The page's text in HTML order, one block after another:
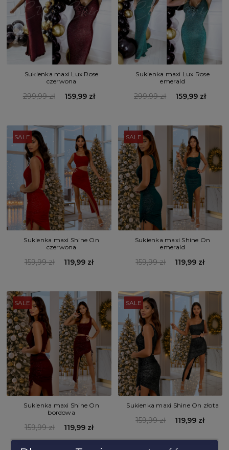
Sukienka maxi Lux Rose
czerwona
299,99 zł 159,99 zł
Sukienka maxi Lux Rose
emerald
299,99 zł 159,99 zł
SALE
Sukienka maxi Shine On
czerwona
159,99 zł 119,99 zł
SALE
Sukienka maxi Shine On
emerald
159,99 zł 119,99 zł
SALE
Sukienka maxi Shine On
bordowa
159,99 zł 119,99 zł
SALE
Sukienka maxi Shine On złota
159,99 zł 119,99 zł